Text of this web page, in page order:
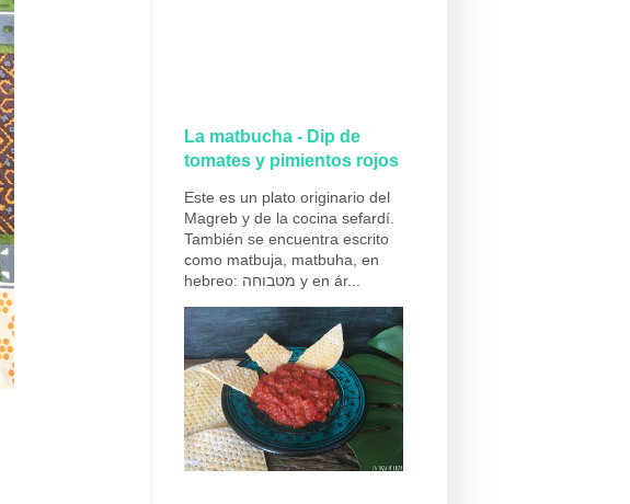
La matbucha - Dip de
tomates y pimientos rojos
Este es un plato originario del
Magreb y de la cocina sefardí.
También se encuentra escrito
como matbuja, matbuha, en
hebreo: מטבוחה y en ár...